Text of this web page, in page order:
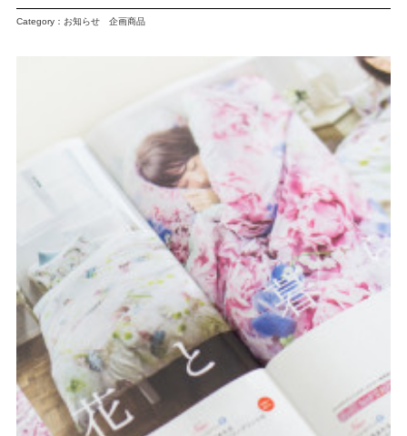
Category： お知らせ 企画商品